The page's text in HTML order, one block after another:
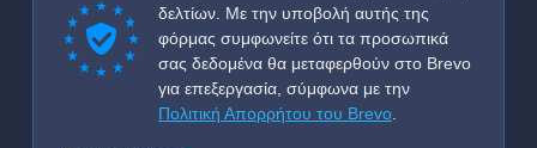
δελτίων. Με την υποβολή αυτής της
φόρμας συμφωνείτε ότι τα προσωπικά
σας δεδομένα θα μεταφερθούν στο Brevo
για επεξεργασία, σύμφωνα με την
Πολιτική Απορρήτου του Brevo